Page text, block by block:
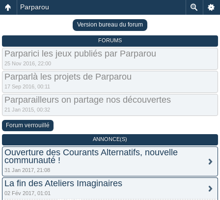
Parparou
Version bureau du forum
FORUMS
Parparici les jeux publiés par Parparou
25 Nov 2016, 22:00
Parparlà les projets de Parparou
17 Sep 2016, 00:11
Parparailleurs on partage nos découvertes
21 Jan 2015, 00:32
Forum verrouillé
ANNONCE(S)
Ouverture des Courants Alternatifs, nouvelle
communauté !
31 Jan 2017, 21:08
La fin des Ateliers Imaginaires
02 Fév 2017, 01:01